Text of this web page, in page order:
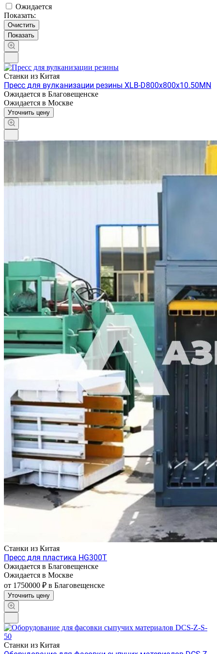
Ожидается
Показать:
Очистить
Станки из Китая
Пресс для вулканизации резины XLB-D800х800х10.50MN
Ожидается в Благовещенске
Ожидается в Москве
Уточнить цену
Станки из Китая
Пресс для пластика HG300T
Ожидается в Благовещенске
Ожидается в Москве
от 1750000 ₽ в Благовещенске
Уточнить цену
Станки из Китая